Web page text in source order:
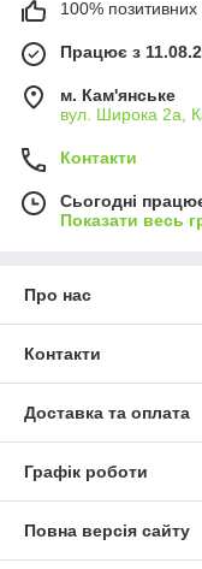
100% позитивних
Працює з
м. Кам'янське
вул. Широка 2а,
Контакти
Сьогодні
Показати весь
Про нас
Контакти
Доставка та оплата
Графік роботи
Повна версія сайту